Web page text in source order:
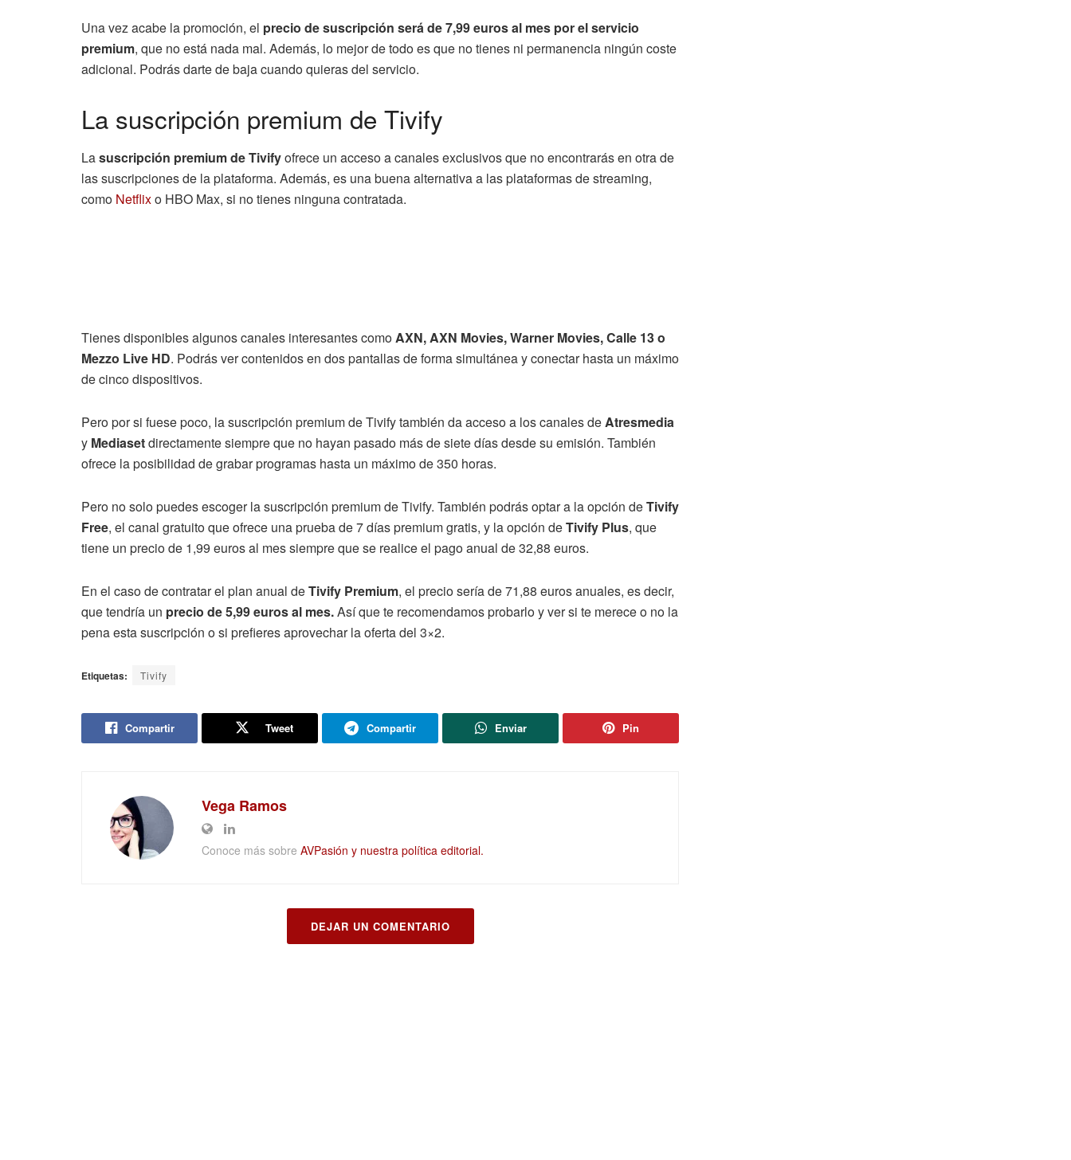
Una vez acabe la promoción, el precio de suscripción será de 7,99 euros al mes por el servicio
premium, que no está nada mal. Además, lo mejor de todo es que no tienes ni permanencia ningún coste
adicional. Podrás darte de baja cuando quieras del servicio.
La suscripción premium de Tivify
Lasuscripción premium de Tivifyofrece un acceso a canales exclusivos que no encontrarás en otra de
las suscripciones de la plataforma. Además, es una buena alternativa a las plataformas de streaming,
como Netflixo HBO Max, si no tienes ninguna contratada.
Tienes disponibles algunos canales interesantes comoAXN, AXN Movies, Warner Movies, Calle 13 o
Mezzo Live HD. Podrás ver contenidos en dos pantallas de forma simultánea y conectar hasta un máximo
de cinco dispositivos.
Pero por si fuese poco, la suscripción premium de Tivify también da acceso a los canales deAtresmedia
y Mediasetdirectamente siempre que no hayan pasado más de siete días desde su emisión. También
ofrece la posibilidad de grabar programas hasta un máximo de 350 horas.
Pero no solo puedes escoger la suscripción premium de Tivify. También podrás optar a la opción deTivify
Free, el canal gratuito que ofrece una prueba de 7 días premium gratis, y la opción deTivify Plus, que
tiene un precio de 1,99 euros al mes siempre que se realice el pago anual de 32,88 euros.
En el caso de contratar el plan anual deTivify Premium, el precio sería de 71,88 euros anuales, es decir,
que tendría un precio de 5,99 euros al mes.Así que te recomendamos probarlo y ver si te merece o no la
pena esta suscripción o si prefieres aprovechar la oferta del 3×2.
Etiquetas: Tivify
Compartir Tweet Compartir Enviar Pin
Vega Ramos
Conoce más sobre AVPasión y nuestra política editorial.
DEJAR UN COMENTARIO